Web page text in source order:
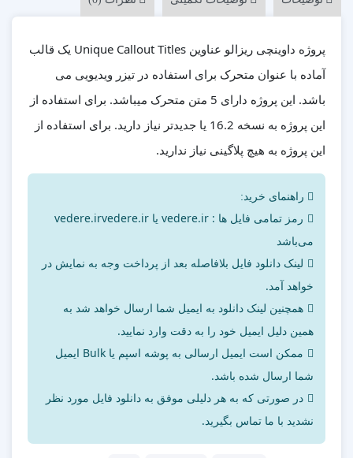
پروژه داوینچی ریزالو عناوین Unique Callout Titles یک قالب
آماده با عنوان متحرک برای استفاده در تیزر ویدیویی می
باشد. این پروژه دارای 5 متن متحرک میباشد. برای استفاده از
این پروژه به نسخه 16.2 یا جدیدتر نیاز دارید. برای استفاده از
این پروژه به هیچ پلاگینی نیاز ندارید.
راهنمای خرید:
می‌باشد
لینک دانلود فایل بلافاصله بعد از پرداخت وجه به نمایش در
خواهد آمد.
همچنین لینک دانلود به ایمیل شما ارسال خواهد شد به
همین دلیل ایمیل خود را به دقت وارد نمایید.
ممکن است ایمیل ارسالی به پوشه اسپم یا Bulk ایمیل
شما ارسال شده باشد.
در صورتی که به هر دلیلی موفق به دانلود فایل مورد نظر
نشدید با ما تماس بگیرید.